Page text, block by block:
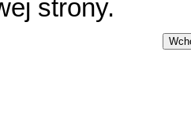
strony.